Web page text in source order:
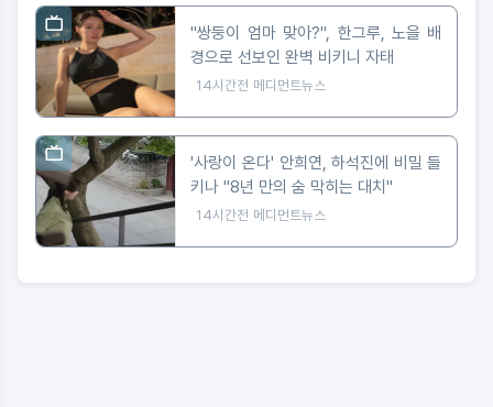
"쌍둥이 엄마 맞아?", 한그루, 노을 배
경으로 선보인 완벽 비키니 자태
14시간전 메디먼트뉴스
'사랑이 온다' 안희연, 하석진에 비밀 들
키나 "8년 만의 숨 막히는 대치"
14시간전 메디먼트뉴스